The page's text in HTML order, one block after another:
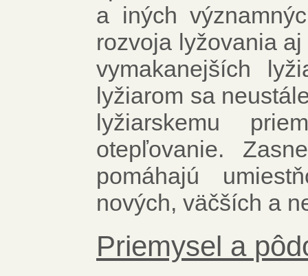
a iných
rozvoja lyžovania
vymakanejších
lyžiarom sa
lyžiarskemu
otepľovanie.
pomáhajú
nových, väčších a
Priemysel a